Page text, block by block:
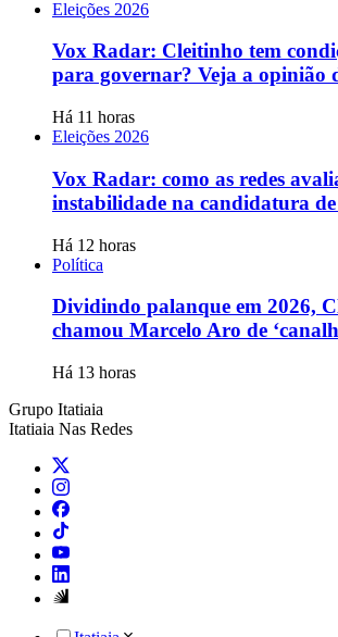
Eleições 2026
Vox Radar: Cleitinho tem
para governar? Veja a opinião
Há 11 horas
Eleições 2026
Vox Radar: como as redes
instabilidade na candidatura
Há 12 horas
Política
Dividindo palanque em 2026,
chamou Marcelo Aro de
Há 13 horas
Grupo Itatiaia
Itatiaia Nas Redes